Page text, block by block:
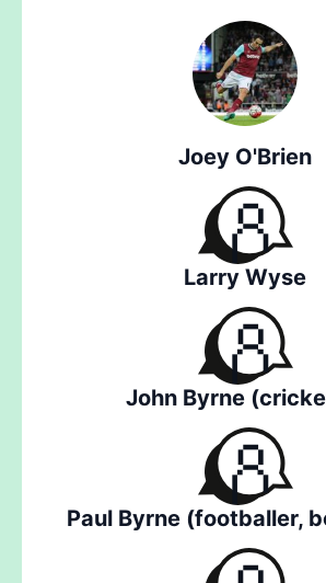
Joey O'Brien
Larry Wyse
John Byrne
Paul Byrne (footballer,